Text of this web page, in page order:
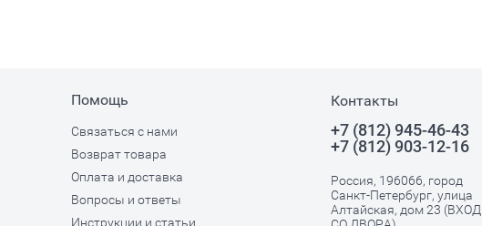
Помощь
Связаться с нами
Возврат товара
Оплата и доставка
Вопросы и ответы
Инструкции и статьи
Контакты
+7 (812) 945-46-43
+7 (812) 903-12-16
Россия, 196066, город
Санкт-Петербург, улица
Алтайская, дом 23 (ВХОД